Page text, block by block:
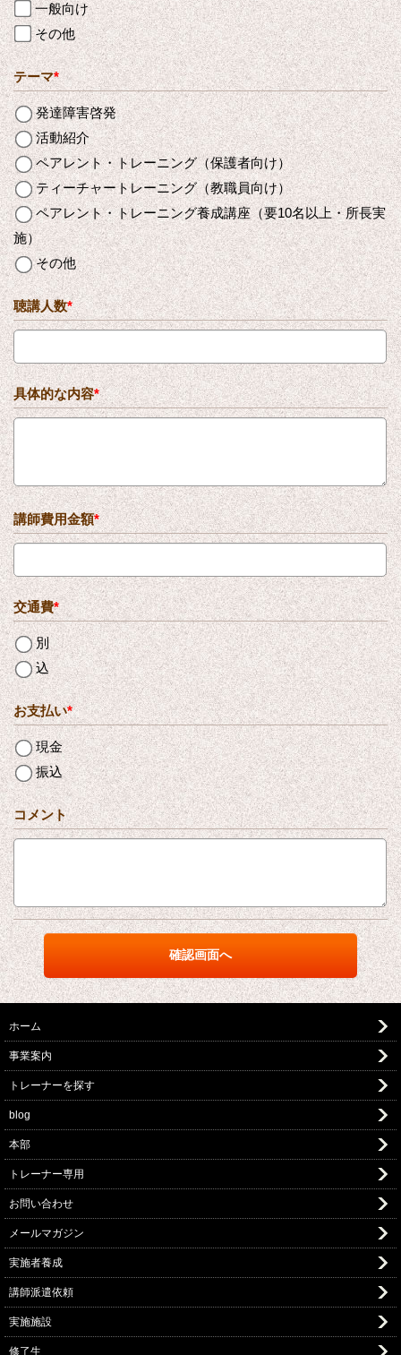
一般向け
その他
テーマ*
発達障害啓発
活動紹介
ペアレント・トレーニング（保護者向け）
ティーチャートレーニング（教職員向け）
ペアレント・トレーニング養成講座（要10名以上・所長実
施）
その他
聴講人数*
具体的な内容*
講師費用金額*
交通費*
別
込
お支払い*
現金
振込
コメント
ホーム
事業案内
トレーナーを探す
blog
本部
トレーナー専用
お問い合わせ
メールマガジン
実施者養成
講師派遣依頼
実施施設
修了生